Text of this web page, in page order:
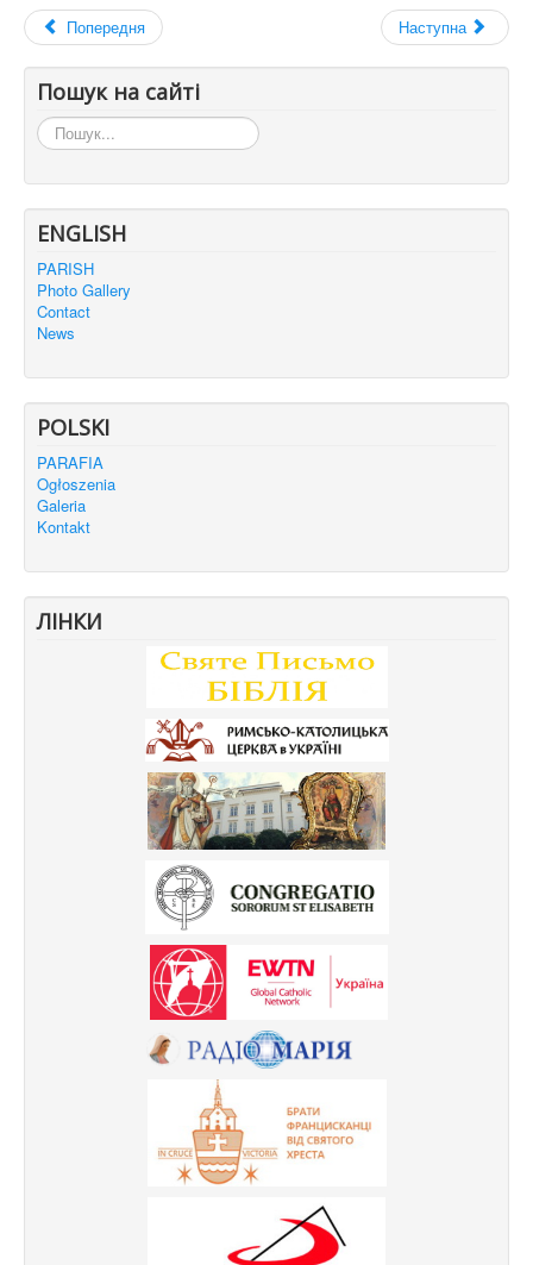
Попередня Наступна
Пошук на сайті
Пошук...
ENGLISH
PARISH
Photo Gallery
Contact
News
POLSKI
PARAFIA
Ogłoszenia
Galeria
Kontakt
ЛІНКИ